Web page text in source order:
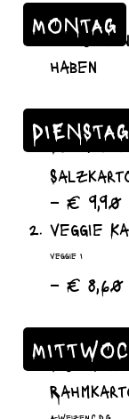
MONTAG
haben
DIENSTAG
– € 9,90
veggie
veggie I
– € 8,60